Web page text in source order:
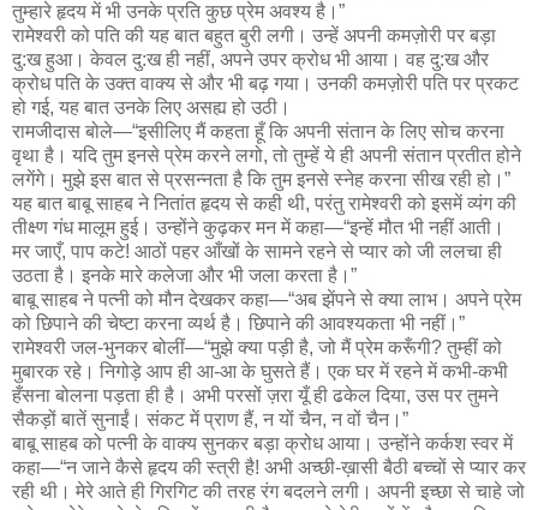
तुम्हारे हृदय में भी उनके प्रति कुछ प्रेम अवश्य है।”
रामेश्वरी को पति की यह बात बहुत बुरी लगी। उन्हें अपनी कमज़ोरी पर बड़ा
दु:ख हुआ। केवल दु:ख ही नहीं, अपने उपर क्रोध भी आया। वह दु:ख और
क्रोध पति के उक्त वाक्य से और भी बढ़ गया। उनकी कमज़ोरी पति पर प्रकट
हो गई, यह बात उनके लिए असह्य हो उठी।
रामजीदास बोले—“इसीलिए मैं कहता हूँ कि अपनी संतान के लिए सोच करना
वृथा है। यदि तुम इनसे प्रेम करने लगो, तो तुम्हें ये ही अपनी संतान प्रतीत होने
लगेंगे। मुझे इस बात से प्रसन्नता है कि तुम इनसे स्नेह करना सीख रही हो।”
यह बात बाबू साहब ने नितांत हृदय से कही थी, परंतु रामेश्वरी को इसमें व्यंग की
तीक्ष्ण गंध मालूम हुई। उन्होंने कुढ़कर मन में कहा—“इन्हें मौत भी नहीं आती।
मर जाएँ, पाप कटे! आठों पहर आँखों के सामने रहने से प्यार को जी ललचा ही
उठता है। इनके मारे कलेजा और भी जला करता है।”
बाबू साहब ने पत्नी को मौन देखकर कहा—“अब झेंपने से क्या लाभ। अपने प्रेम
को छिपाने की चेष्टा करना व्यर्थ है। छिपाने की आवश्यकता भी नहीं।”
रामेश्वरी जल-भुनकर बोलीं—“मुझे क्या पड़ी है, जो मैं प्रेम करूँगी? तुम्हीं को
मुबारक रहे। निगोड़े आप ही आ-आ के घुसते हैं। एक घर में रहने में कभी-कभी
हँसना बोलना पड़ता ही है। अभी परसों ज़रा यूँ ही ढकेल दिया, उस पर तुमने
सैकड़ों बातें सुनाईं। संकट में प्राण हैं, न यों चैन, न वों चैन।”
बाबू साहब को पत्नी के वाक्य सुनकर बड़ा क्रोध आया। उन्होंने कर्कश स्वर में
कहा—“न जाने कैसे हृदय की स्त्री है! अभी अच्छी-ख़ासी बैठी बच्चों से प्यार कर
रही थी। मेरे आते ही गिरगिट की तरह रंग बदलने लगी। अपनी इच्छा से चाहे जो